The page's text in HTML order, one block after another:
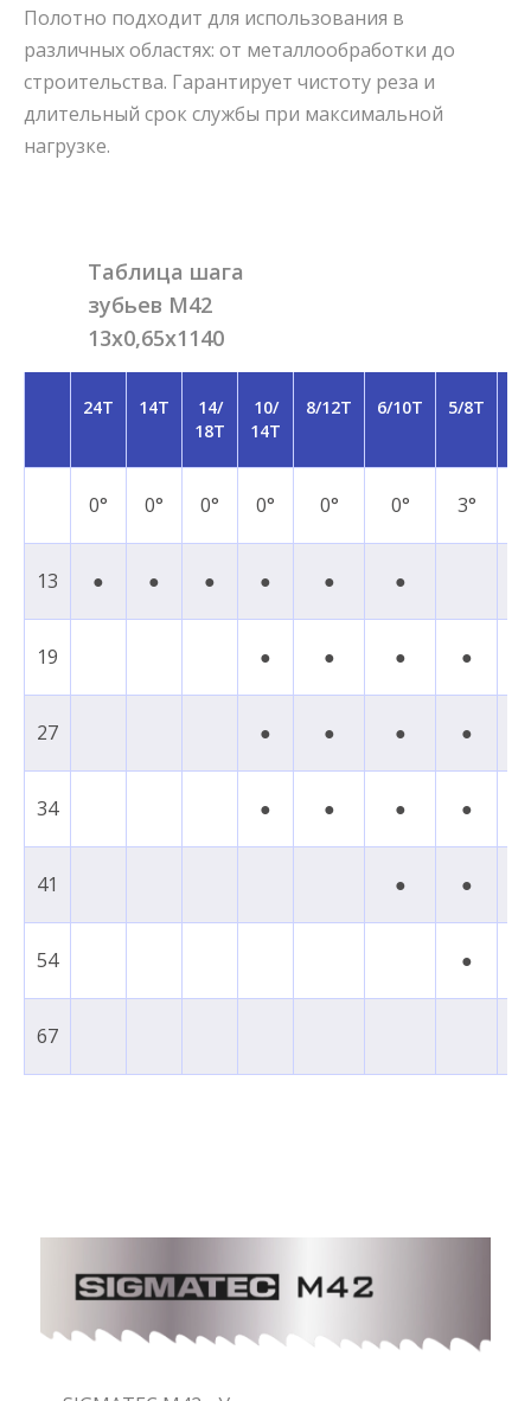
Полотно подходит для использования в
различных областях: от металлообработки до
строительства. Гарантирует чистоту реза и
длительный срок службы при максимальной
нагрузке.
Таблица шага
зубьев M42
13x0,65x1140
24T 14T
14/
18T
10/
14T
8/12T 6/10T 5/8T
0° 0° 0° 0° 0° 0° 3°
13 ● ● ● ● ● ●
19 ● ● ● ●
27 ● ● ● ●
34 ● ● ● ●
41 ● ●
54 ●
67